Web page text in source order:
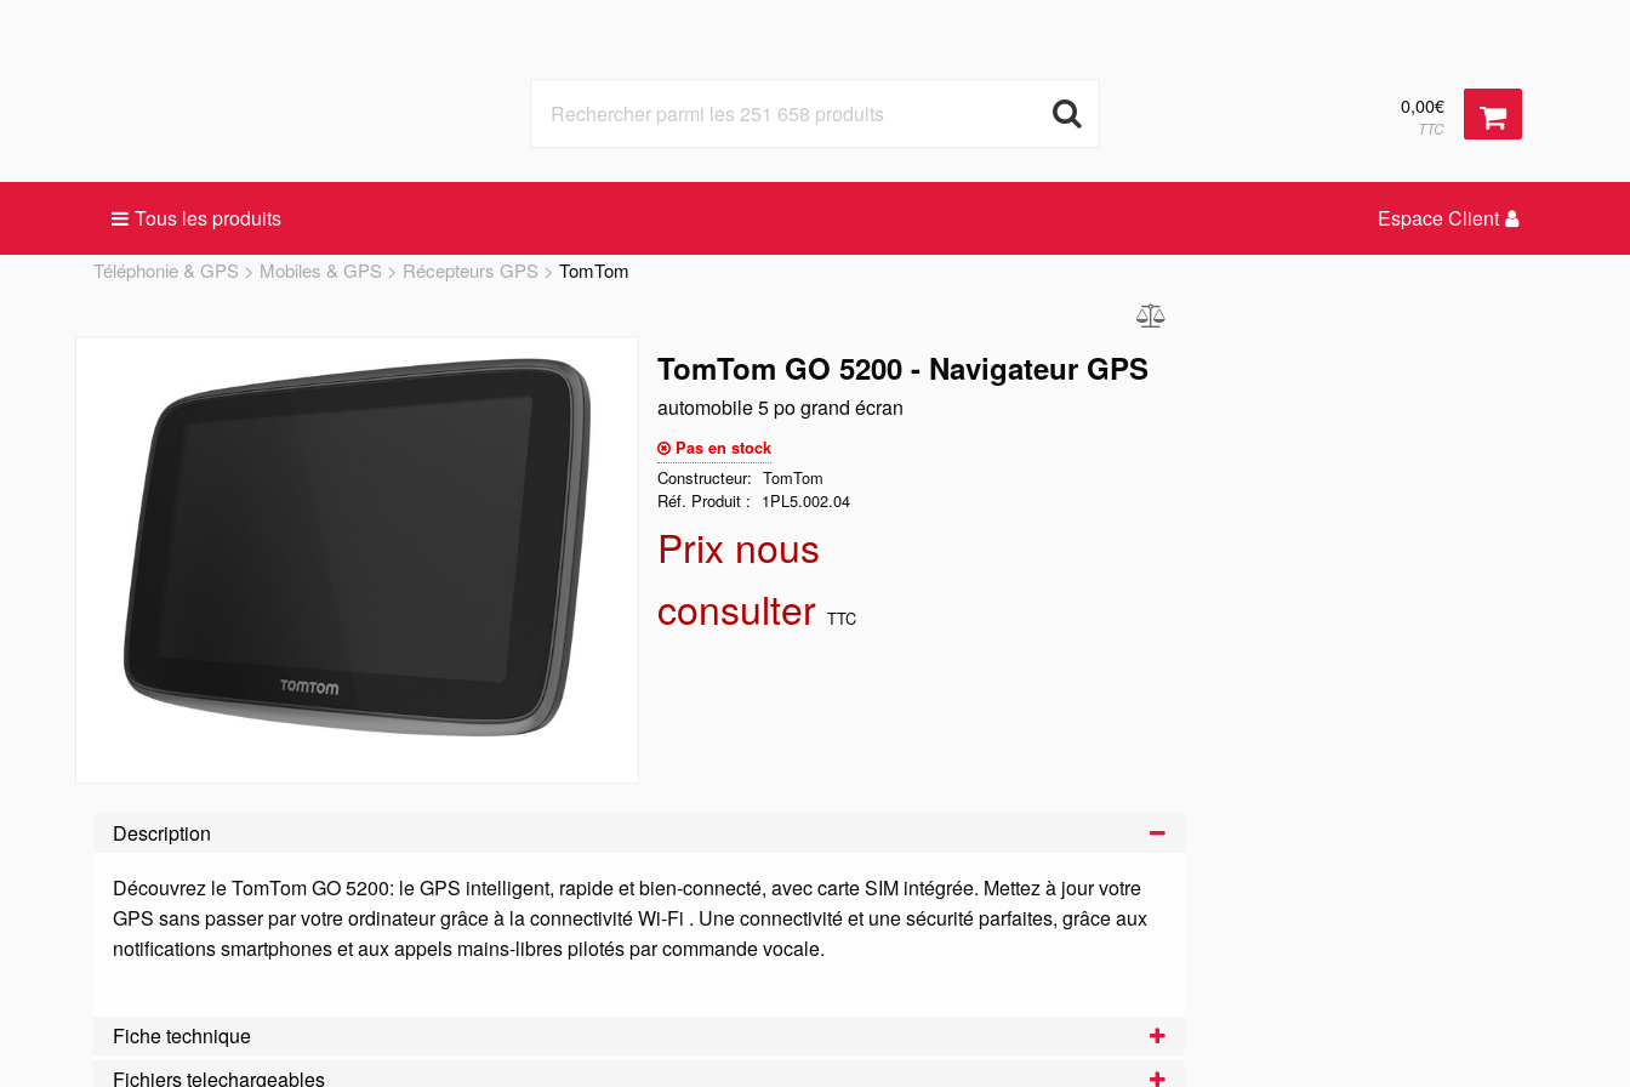
0,00€
TTC
Tous les produits Espace Client
Téléphonie & GPS Mobiles & GPS Récepteurs GPS TomTom
TomTom GO 5200 - Navigateur GPS
automobile 5 po grand écran
Pas en stock
Constructeur
TomTom
Réf. Produit
1PL5.002.04
Prix nous
consulter TTC
Description
Découvrez le TomTom GO 5200: le GPS intelligent, rapide et bien-connecté, avec carte SIM intégrée. Mettez à jour votre
GPS sans passer par votre ordinateur grâce à la connectivité Wi-Fi . Une connectivité et une sécurité parfaites, grâce aux
notifications smartphones et aux appels mains-libres pilotés par commande vocale.
Fiche technique
Fichiers telechargeables